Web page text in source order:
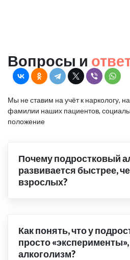
Вопросы и
Мы не ставим на учёт к наркологу,
фамилии наших пациентов,
положение
Почему подростковый
развивается быстрее,
взрослых?
Как понять, что у
просто «эксперименты»,
алкоголизм?